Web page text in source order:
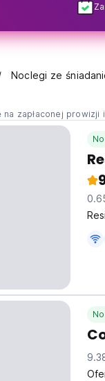
Noclegi ze
zapłaconej prowizji